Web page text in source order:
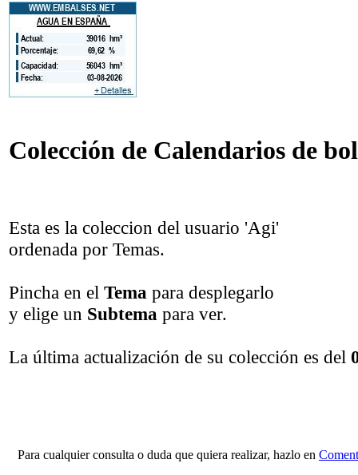
Colección de Calendarios de
Esta es la coleccion del usuario 'Agi'
ordenada por Temas.
Pincha en el Tema para desplegarlo
y elige un Subtema para ver.
La última actualización de su colección es del
Para cualquier consulta o duda que quiera realizar, hazlo en